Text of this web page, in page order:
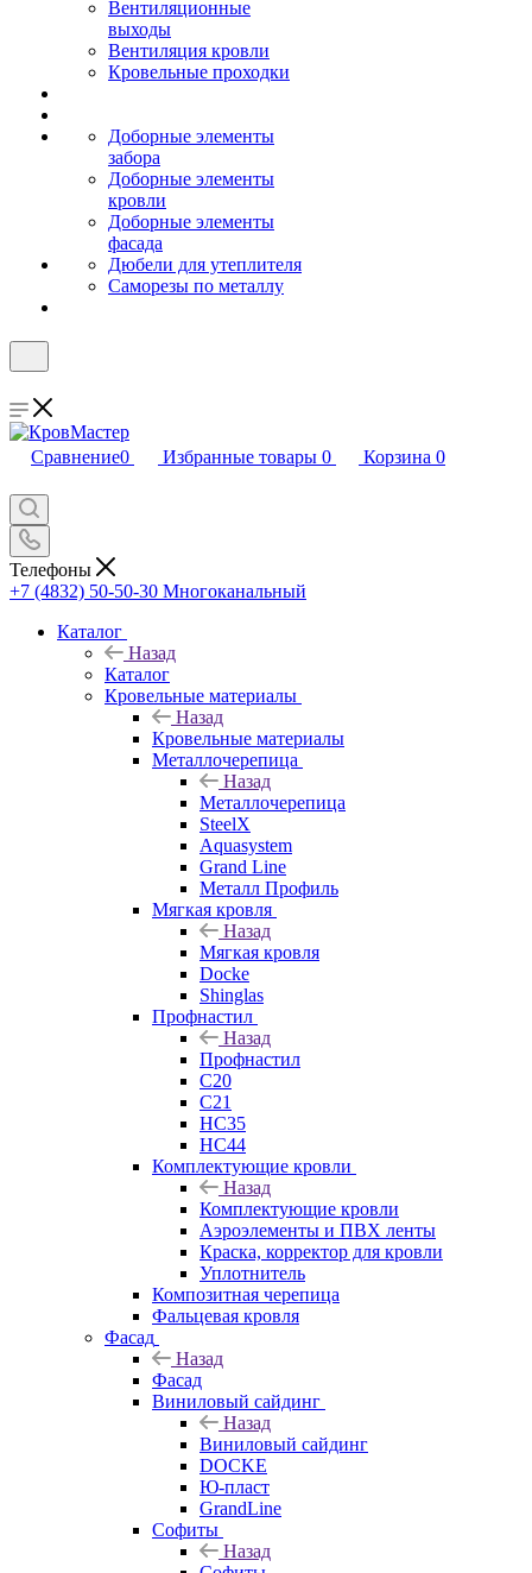
Вентиляционные
выходы
Вентиляция кровли
Кровельные проходки
Доборные элементы
забора
Доборные элементы
кровли
Доборные элементы
фасада
Дюбели для утеплителя
Саморезы по металлу
Сравнение0 Избранные товары 0 Корзина 0
Телефоны
+7 (4832) 50-50-30 Многоканальный
Каталог
Назад
Каталог
Кровельные материалы
Назад
Кровельные материалы
Металлочерепица
Назад
Металлочерепица
SteelX
Aquasystem
Grand Line
Металл Профиль
Мягкая кровля
Назад
Мягкая кровля
Docke
Shinglas
Профнастил
Назад
Профнастил
C20
C21
НС35
НС44
Комплектующие кровли
Назад
Комплектующие кровли
Аэроэлементы и ПВХ ленты
Краска, корректор для кровли
Уплотнитель
Композитная черепица
Фальцевая кровля
Фасад
Назад
Фасад
Виниловый сайдинг
Назад
Виниловый сайдинг
DOCKE
Ю-пласт
GrandLine
Софиты
Назад